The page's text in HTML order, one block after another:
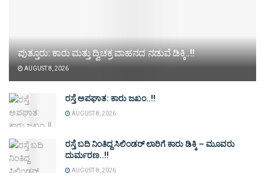
ಪುತ್ತೂರು: ಕಾರು ಮತ್ತು ದ್ವಿಚಕ್ರ ವಾಹನದ ನಡುವೆ ಡಿಕ್ಕಿ..!!
AUGUST 8, 2026
ರಸ್ತೆ ಅಪಘಾತ: ಕಾರು ಜಖಂ..!!
AUGUST 8, 2026
ರಸ್ತೆ ಬದಿ ನಿಂತಿದ್ದ ಸಿಲಿಂಡರ್ ಲಾರಿಗೆ ಕಾರು ಡಿಕ್ಕಿ – ಮೂವರು
ದುರ್ಮರಣ..!!
AUGUST 8, 2026